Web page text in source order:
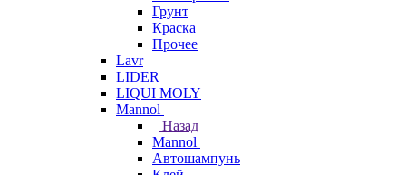
Грунт
Краска
Прочее
Lavr
LIDER
LIQUI MOLY
Mannol
Назад
Mannol
Автошампунь